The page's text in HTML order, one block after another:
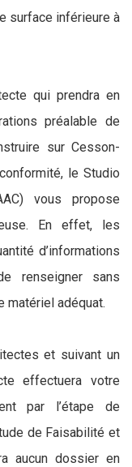
surface inférieure à
qui prendra en
préalable de
sur Cesson-
le Studio
vous propose
En effet, les
d’informations
renseigner sans
matériel adéquat.
et suivant un
effectuera votre
par l’étape de
de Faisabilité et
aucun dossier en